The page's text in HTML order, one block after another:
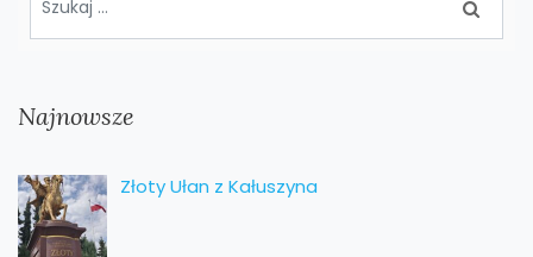
Najnowsze
Złoty Ułan z Kałuszyna